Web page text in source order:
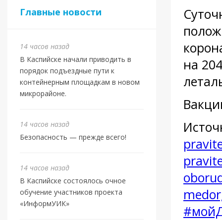
Главные новости
14 часов назад
В Каспийске начали приводить в
порядок подъездные пути к
контейнерным площадкам в новом
микрорайоне.
14 часов назад
Безопасность — прежде всего!
14 часов назад
В Каспийске состоялось очное
обучение участников проекта
«ИнформУИК»
на